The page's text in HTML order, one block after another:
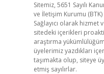
Sitemiz, 5651 Sayılı
ve İletişim Kurumu
Sağlayıcı olarak
sitedeki içerikleri
araştırma
üyelerimiz yazdıkları
taşımakta olup, siteye
etmiş sayılırlar.